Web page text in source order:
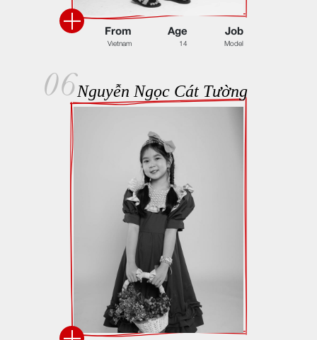
From
Vietnam
Age
14
Job
Model
06Nguyễn Ngọc Cát Tường